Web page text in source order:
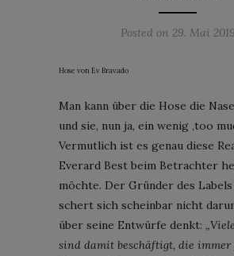
Posted on 29. Mai 2019
Hose von Ev Bravado
Man kann über die Hose die
und sie, nun ja, ein wenig ‚too
Vermutlich ist es genau diese
Everard Best beim Betrachter
möchte. Der Gründer des Labels
schert sich scheinbar nicht
über seine Entwürfe denkt:
sind damit beschäftigt, die immer